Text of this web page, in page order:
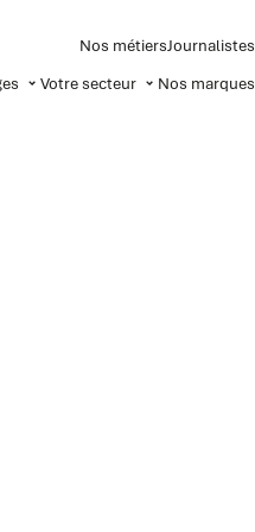
Votre secteur Nos marques
Nos métiersJournalistes